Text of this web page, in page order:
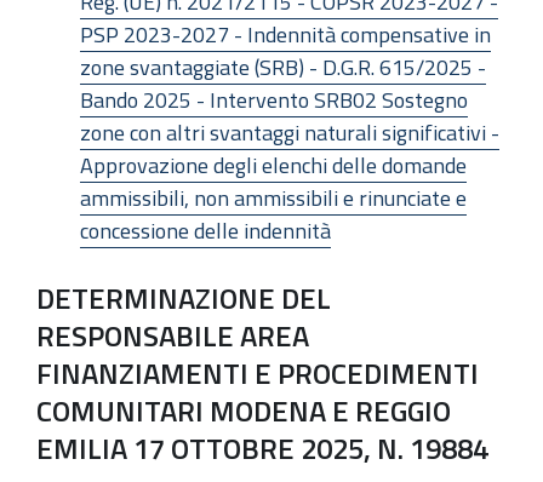
PSP 2023-2027 - Indennità compensative in
zone svantaggiate (SRB) - D.G.R. 615/2025 -
Bando 2025 - Intervento SRB02 Sostegno
zone con altri svantaggi naturali significativi -
Approvazione degli elenchi delle domande
ammissibili, non ammissibili e rinunciate e
concessione delle indennità
DETERMINAZIONE DEL
RESPONSABILE AREA
FINANZIAMENTI E PROCEDIMENTI
COMUNITARI MODENA E REGGIO
EMILIA 17 OTTOBRE 2025, N. 19884